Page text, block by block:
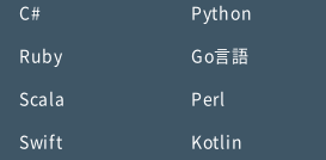
C# Python
Ruby Go言語
Scala Perl
Swift Kotlin